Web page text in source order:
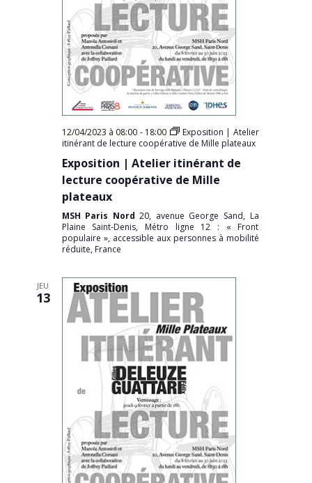
12/04/2023 à 08:00 - 18:00
Exposition | Atelier
itinérant de lecture coopérative de Mille plateaux
Exposition | Atelier itinérant de
lecture coopérative de Mille
plateaux
MSH Paris Nord20, avenue George Sand, La
Plaine Saint-Denis, Métro ligne 12 : « Front
populaire », accessible aux personnes à mobilité
réduite, France
JEU
13